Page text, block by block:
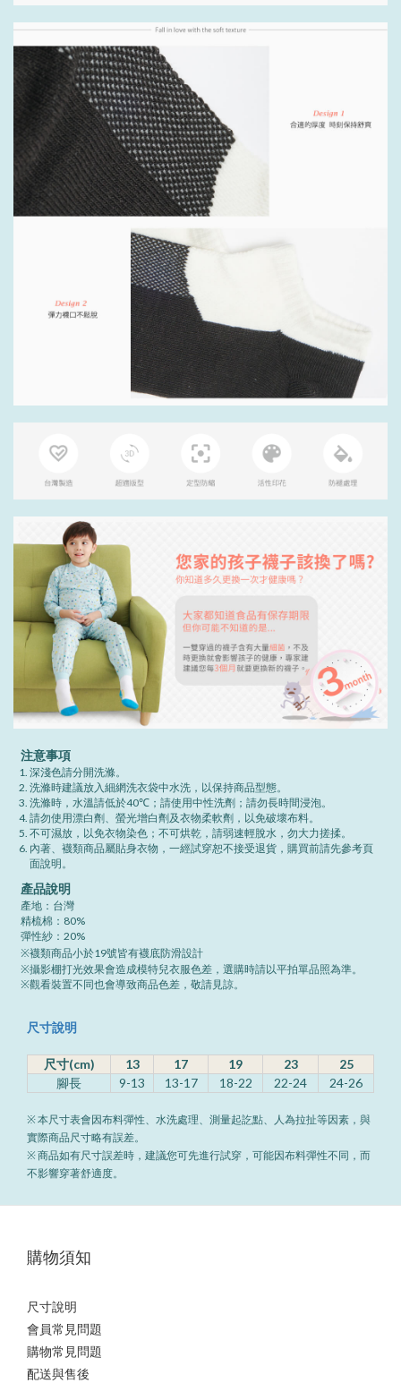
注意事項
深淺色請分開洗滌。
洗滌時建議放入細網洗衣袋中水洗，以保持商品型態。
洗滌時，水溫請低於40℃；請使用中性洗劑；請勿長時間浸泡。
請勿使用漂白劑、螢光增白劑及衣物柔軟劑，以免破壞布料。
不可濕放，以免衣物染色；不可烘乾，請弱速輕脫水，勿大力搓揉。
內著、襪類商品屬貼身衣物，一經試穿恕不接受退貨，購買前請先參考頁
面說明。
產品說明
產地：台灣
精梳棉：80%
彈性紗：20%
※襪類商品小於19號皆有襪底防滑設計
※攝影棚打光效果會造成模特兒衣服色差，選購時請以平拍單品照為準。
※觀看裝置不同也會導致商品色差，敬請見諒。
尺寸說明
尺寸(cm) 13 17 19 23
25
腳長
9-13 13-17 18-22 22-24 24-26
※ 本尺寸表會因布料彈性、水洗處理、測量起訖點、人為拉扯等因素，與
實際商品尺寸略有誤差。
※ 商品如有尺寸誤差時，建議您可先進行試穿，可能因布料彈性不同，而
不影響穿著舒適度。
購物須知
尺寸說明
會員常見問題
購物常見問題
配送與售後